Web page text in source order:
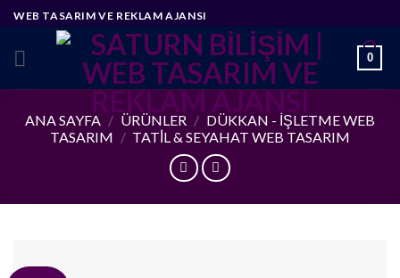
Skip
content
WEB TASARIM VE REKLAM AJANSI
0
ANA SAYFA / ÜRÜNLER / DÜKKAN - İŞLETME WEB
TASARIM / TATİL & SEYAHAT WEB TASARIM